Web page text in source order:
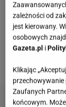
Drugim
stworzenie
cosmetics",
zależności od
jest kierowany.
osobowych
Gazeta.pl i
Klikając
przechowywanie
Zaufanych
końcowym.